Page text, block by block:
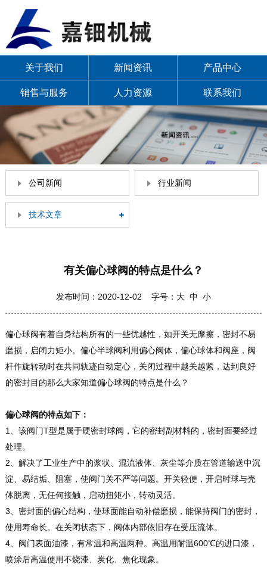
关于我们 新闻资讯 产品中心
销售与服务 人力资源 联系我们
公司新闻 行业新闻
技术文章
有关偏心球阀的特点是什么？
发布时间：2020-12-02 字号： 大 中 小
偏心球阀有着自身结构所有的一些优越性，如开关无摩擦，密封不易
磨损，启闭力矩小。偏心半球阀利用偏心阀体，偏心球体和阀座，阀
杆作旋转动时在共同轨迹自动定心，关闭过程中越关越紧，达到良好
的密封目的那么大家知道偏心球阀的特点是什么？
偏心球阀的特点如下：
1、该阀门T型是属于硬密封球阀，它的密封副材料的，密封面要经过
处理。
2、解决了工业生产中的浆状、混流液体、灰尘等介质在管道输送中沉
淀、易结垢、阻塞，使阀门关不严等问题。开关轻便，开启时球与壳
体脱离，无任何接触，启动扭矩小，转动灵活。
3、密封面的偏心结构，使球面能自动补偿磨损，能保持阀门的密封，
使用寿命长。在关闭状态下，阀体内部依旧存在受压流体。
4、阀门表面油漆，有常温和高温两种。高温用耐温600℃的进口漆，
喷涂后高温使用不烧漆、炭化、焦化现象。